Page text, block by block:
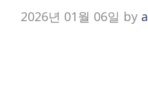
2026년 01월 06일 by